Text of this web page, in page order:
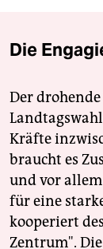
Die
Der
Kräfte
braucht es
und vor
für eine
kooperiert
Zentrum".